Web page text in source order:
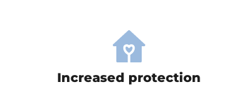
Increased protection